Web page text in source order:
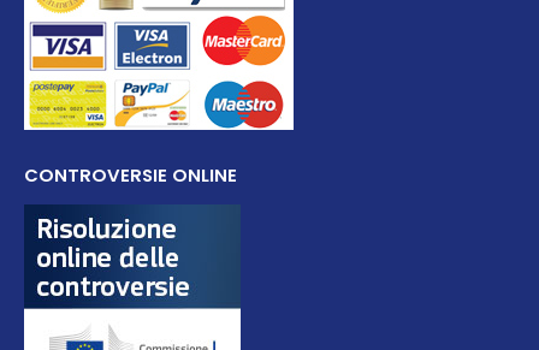
CONTROVERSIE ONLINE